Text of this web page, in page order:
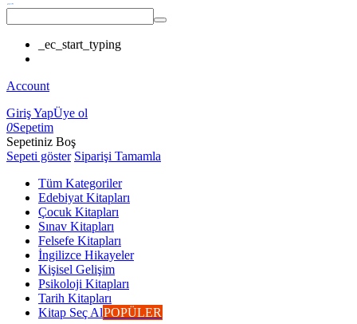
_ec_start_typing
Account
Giriş YapÜye ol
0Sepetim
Sepetiniz Boş
Sepeti göster Siparişi Tamamla
Tüm Kategoriler
Edebiyat Kitapları
Çocuk Kitapları
Sınav Kitapları
Felsefe Kitapları
İngilizce Hikayeler
Kişisel Gelişim
Psikoloji Kitapları
Tarih Kitapları
Kitap Seç AlPOPÜLER